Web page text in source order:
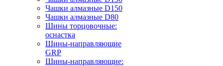
Чашки алмазные D150
Чашки алмазные D80
Шины торцовочные:
оснастка
Шины-направляющие
GRP
Шины-направляющие: